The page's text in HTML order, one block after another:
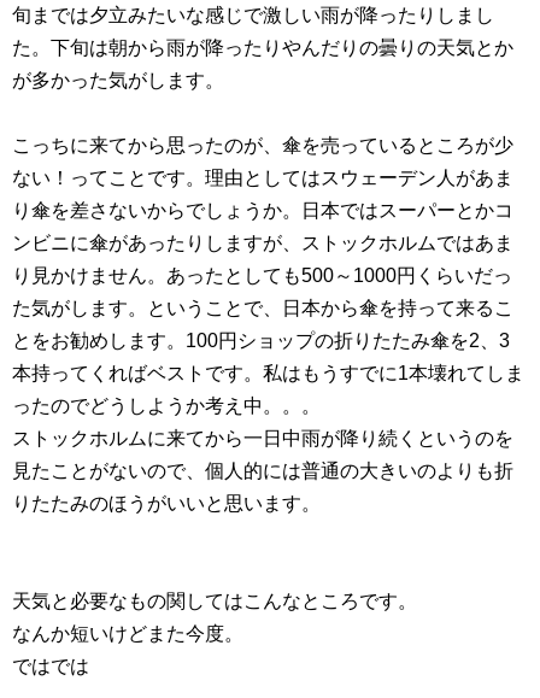
旬までは夕立みたいな感じで激しい雨が降ったりしまし
た。下旬は朝から雨が降ったりやんだりの曇りの天気とか
が多かった気がします。
こっちに来てから思ったのが、傘を売っているところが少
ない！ってことです。理由としてはスウェーデン人があま
り傘を差さないからでしょうか。日本ではスーパーとかコ
ンビニに傘があったりしますが、ストックホルムではあま
り見かけません。あったとしても500～1000円くらいだっ
た気がします。ということで、日本から傘を持って来るこ
とをお勧めします。100円ショップの折りたたみ傘を2、3
本持ってくればベストです。私はもうすでに1本壊れてしま
ったのでどうしようか考え中。。。
ストックホルムに来てから一日中雨が降り続くというのを
見たことがないので、個人的には普通の大きいのよりも折
りたたみのほうがいいと思います。
天気と必要なもの関してはこんなところです。
なんか短いけどまた今度。
ではでは